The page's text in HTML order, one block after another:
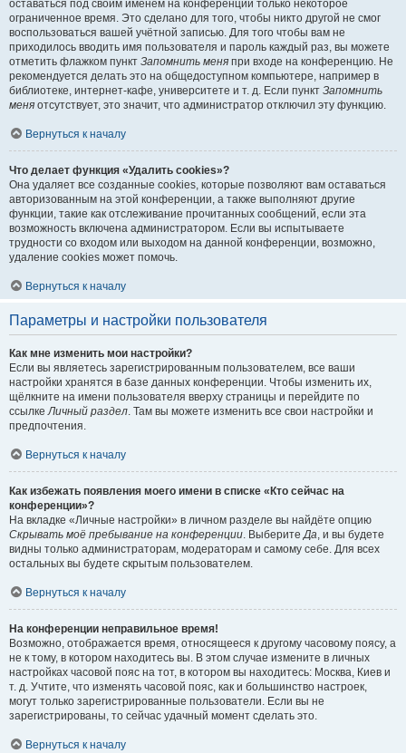
оставаться под своим именем на конференции только некоторое
ограниченное время. Это сделано для того, чтобы никто другой не смог
воспользоваться вашей учётной записью. Для того чтобы вам не
приходилось вводить имя пользователя и пароль каждый раз, вы можете
отметить флажком пункт Запомнить меня при входе на конференцию. Не
рекомендуется делать это на общедоступном компьютере, например в
библиотеке, интернет-кафе, университете и т. д. Если пункт Запомнить
меня отсутствует, это значит, что администратор отключил эту функцию.
Вернуться к началу
Что делает функция «Удалить cookies»?
Она удаляет все созданные cookies, которые позволяют вам оставаться
авторизованным на этой конференции, а также выполняют другие
функции, такие как отслеживание прочитанных сообщений, если эта
возможность включена администратором. Если вы испытываете
трудности со входом или выходом на данной конференции, возможно,
удаление cookies может помочь.
Вернуться к началу
Параметры и настройки пользователя
Как мне изменить мои настройки?
Если вы являетесь зарегистрированным пользователем, все ваши
настройки хранятся в базе данных конференции. Чтобы изменить их,
щёлкните на имени пользователя вверху страницы и перейдите по
ссылкеЛичный раздел. Там вы можете изменить все свои настройки и
предпочтения.
Вернуться к началу
Как избежать появления моего имени в списке «Кто сейчас на
конференции»?
На вкладке «Личные настройки» в личном разделе вы найдёте опцию
Скрывать моё пребывание на конференции. ВыберитеДа, и вы будете
видны только администраторам, модераторам и самому себе. Для всех
остальных вы будете скрытым пользователем.
Вернуться к началу
На конференции неправильное время!
Возможно, отображается время, относящееся к другому часовому поясу, а
не к тому, в котором находитесь вы. В этом случае измените в личных
настройках часовой пояс на тот, в котором вы находитесь: Москва, Киев и
т. д. Учтите, что изменять часовой пояс, как и большинство настроек,
могут только зарегистрированные пользователи. Если вы не
зарегистрированы, то сейчас удачный момент сделать это.
Вернуться к началу